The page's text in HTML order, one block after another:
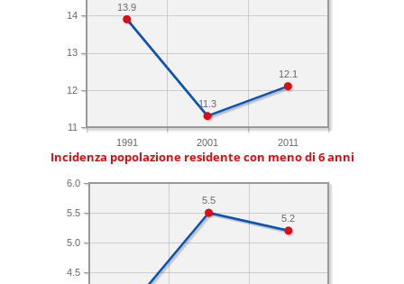
1991 2001 2011
11
12
13
14
12.1
11.3
13.9
Incidenza popolazione residente con meno di 6 anni
4.5
5.0
5.5
6.0
5.2
5.5